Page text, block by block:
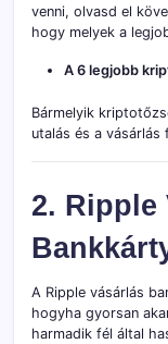
venni, olvasd el
hogy melyek a
A 6 legjobb
Bármelyik
utalás és a vásárlás
2. Ripple
A Ripple vásárlás
hogyha gyorsan
harmadik fél által